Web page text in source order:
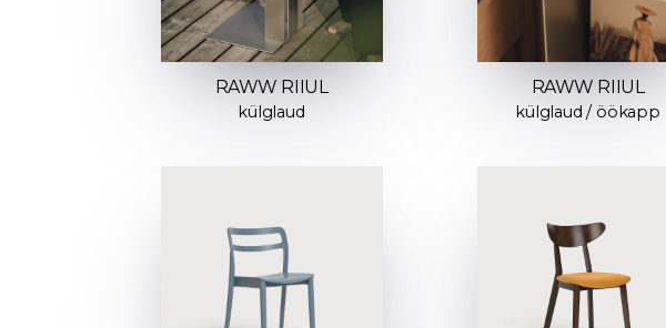
RAWW RIIUL
külglaud
RAWW RIIUL
külglaud / öökapp